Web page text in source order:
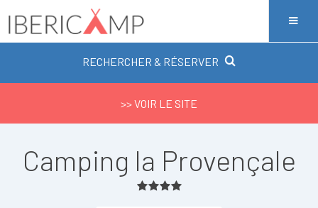
RECHERCHER & RÉSERVER
>> VOIR LE SITE
Camping la Provençale